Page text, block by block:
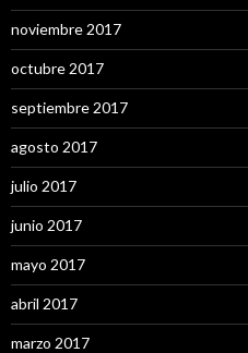
noviembre 2017
octubre 2017
septiembre 2017
agosto 2017
julio 2017
junio 2017
mayo 2017
abril 2017
marzo 2017